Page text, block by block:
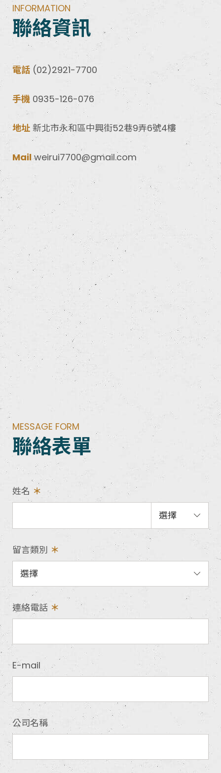
INFORMATION
聯絡資訊
電話 (02)2921-7700
手機 0935-126-076
地址 新北市永和區中興街52巷9弄6號4樓
Mailweirui7700@gmail.com
MESSAGE FORM
聯絡表單
姓名
留言類別
連絡電話
E-mail
公司名稱